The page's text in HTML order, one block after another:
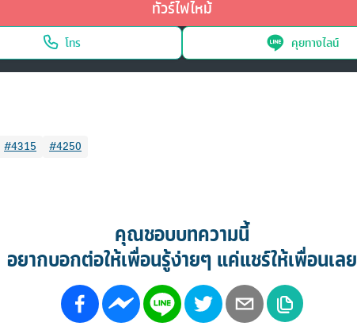
ทัวร์ไฟไหม้
โทร คุยทางไลน์
#4315 #4250
คุณชอบบทความนี้
อยากบอกต่อให้เพื่อนรู้ง่ายๆ แค่แชร์ให้เพื่อนเลย